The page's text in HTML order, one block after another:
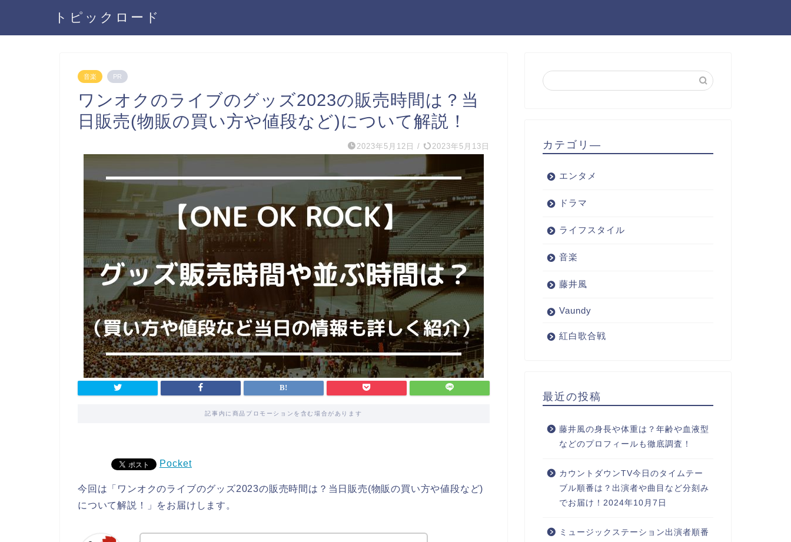
トピックロード
音楽 PR
ワンオクのライブのグッズ2023の販売時間は？当
日販売(物販の買い方や値段など)について解説！
2023年5月12日 / 2023年5月13日
記事内に商品プロモーションを含む場合があります
Pocket
今回は「ワンオクのライブのグッズ2023の販売時間は？当日販売(物販の買い方や値段など)
について解説！」をお届けします。
カテゴリ―
エンタメ
ドラマ
ライフスタイル
音楽
藤井風
Vaundy
紅白歌合戦
最近の投稿
藤井風の身長や体重は？年齢や血液型
などのプロフィールも徹底調査！
カウントダウンTV今日のタイムテー
ブル順番は？出演者や曲目など分刻み
でお届け！2024年10月7日
ミュージックステーション出演者順番